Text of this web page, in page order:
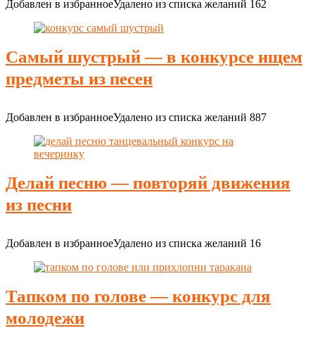
Добавлен в избранноеУдалено из списка желаний 162
Самый шустрый — в конкурсе ищем
предметы из песен
Добавлен в избранноеУдалено из списка желаний 887
Делай песню — повторяй движения
из песни
Добавлен в избранноеУдалено из списка желаний 16
Тапком по голове — конкурс для
молодежи